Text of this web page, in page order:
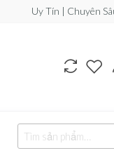
Uy Tín | Chuyên